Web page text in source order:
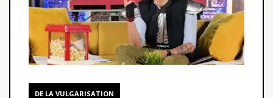
DE LA VULGARISATION